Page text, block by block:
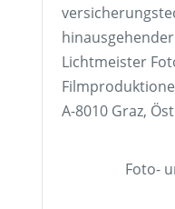
Lichtmeister
A-8010 Graz,
Foto-